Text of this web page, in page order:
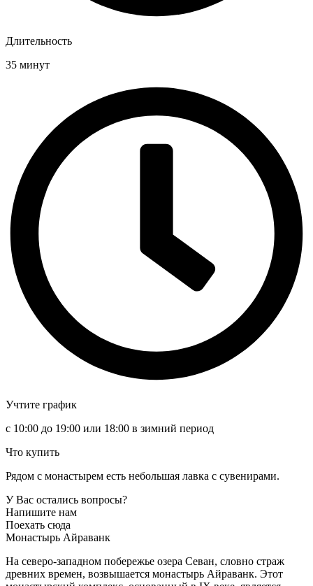
Длительность
35 минут
Учтите график
с 10:00 до 19:00 или 18:00 в зимний период
Что купить
Рядом с монастырем есть небольшая лавка с сувенирами.
У Вас остались вопросы?
Напишите нам
Поехать сюда
Монастырь Айраванк
На северо-западном побережье озера Севан, словно страж
древних времен, возвышается монастырь Айраванк. Этот